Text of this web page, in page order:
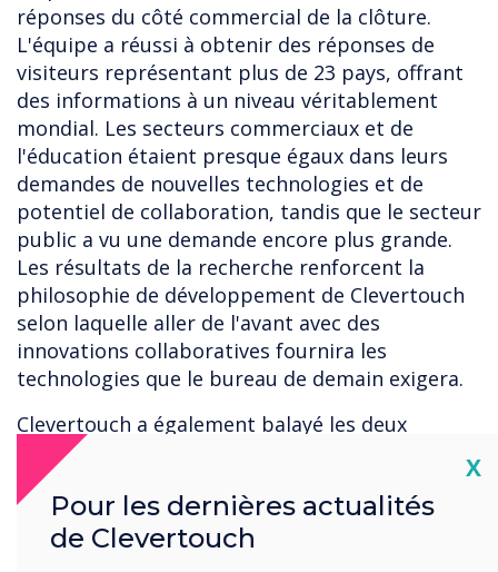
réponses du côté commercial de la clôture.
L'équipe a réussi à obtenir des réponses de
visiteurs représentant plus de 23 pays, offrant
des informations à un niveau véritablement
mondial. Les secteurs commerciaux et de
l'éducation étaient presque égaux dans leurs
demandes de nouvelles technologies et de
potentiel de collaboration, tandis que le secteur
public a vu une demande encore plus grande.
Les résultats de la recherche renforcent la
philosophie de développement de Clevertouch
selon laquelle aller de l'avant avec des
innovations collaboratives fournira les
technologies que le bureau de demain exigera.
Clevertouch a également balayé les deux
remises de prix AV en prenant trois premières
places, ajoutant à son impressionnant palmarès
de succès dans l'industrie :
AV Display, innovation de l'année pour la
X
Pour les dernières actualités
de Clevertouch